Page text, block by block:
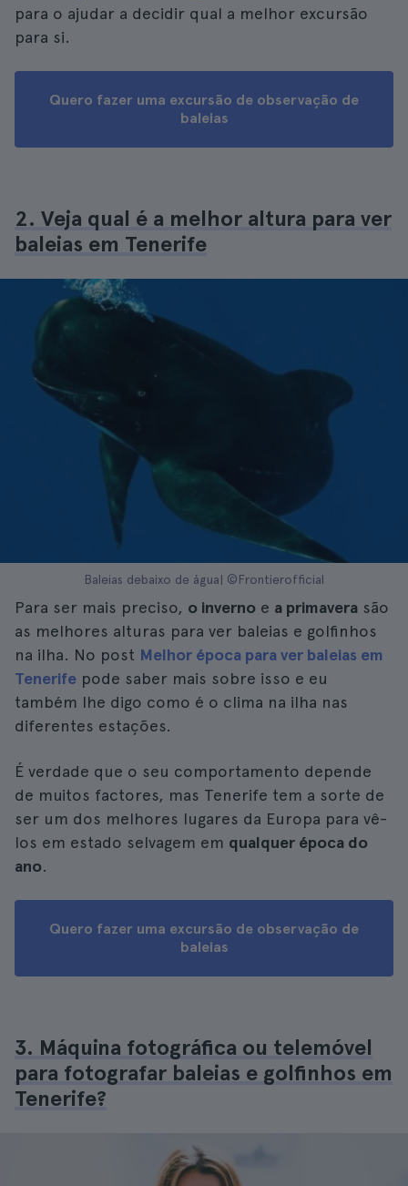
para o ajudar a decidir qual a melhor excursão
para si.
Quero fazer uma excursão de observação de
baleias
2. Veja qual é a melhor altura para ver
baleias em Tenerife
Baleias debaixo de água| ©Frontierofficial
Para ser mais preciso, o inverno e a primavera são
as melhores alturas para ver baleias e golfinhos
na ilha. No post Melhor época para ver baleias em
Tenerife pode saber mais sobre isso e eu
também lhe digo como é o clima na ilha nas
diferentes estações.
É verdade que o seu comportamento depende
de muitos factores, mas Tenerife tem a sorte de
ser um dos melhores lugares da Europa para vê-
los em estado selvagem em qualquer época do
ano.
Quero fazer uma excursão de observação de
baleias
3. Máquina fotográfica ou telemóvel
para fotografar baleias e golfinhos em
Tenerife?